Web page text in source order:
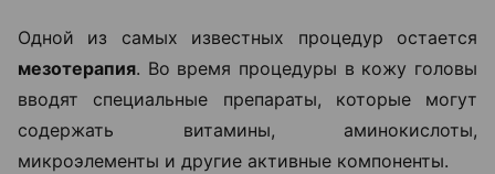
Одной из самых известных процедур остается
мезотерапия. Во время процедуры в кожу головы
вводят специальные препараты, которые могут
содержать витамины, аминокислоты,
микроэлементы и другие активные компоненты.